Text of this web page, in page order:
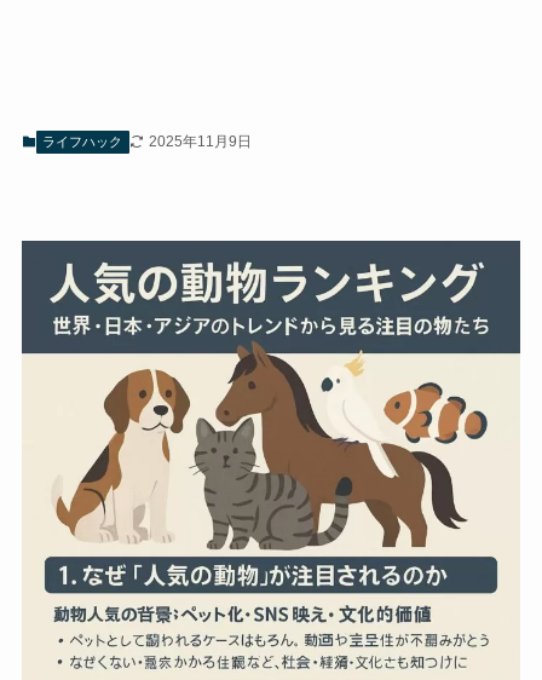
ライフハック 2025年11月9日